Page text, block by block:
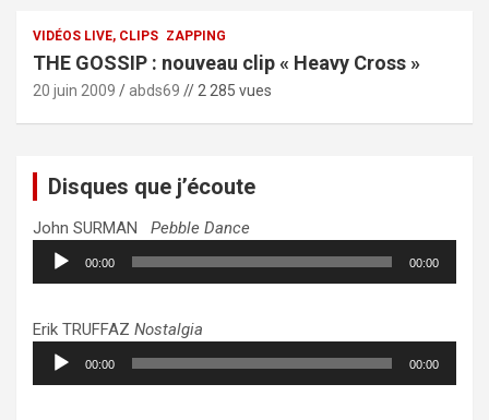
VIDÉOS LIVE, CLIPS ZAPPING
THE GOSSIP : nouveau clip « Heavy Cross »
20 juin 2009 abds69 // 2 285 vues
Disques que j’écoute
John SURMAN Pebble Dance
Lecteur
audio
00:00 00:00
Erik TRUFFAZ Nostalgia
Lecteur
audio
00:00 00:00